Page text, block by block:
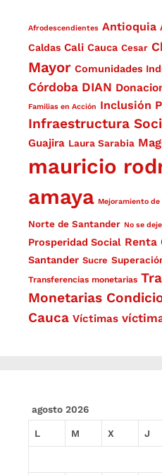
Afrodescendientes Antioquia
Caldas Cali Cauca Cesar
Mayor Comunidades
Córdoba DIAN
Familias en Acción Inclusión
Infraestructura
Guajira Laura Sarabia
mauricio
amaya Mejoramiento de
Norte de Santander No se
Prosperidad Social Renta
Santander Sucre
Transferencias monetarias
Monetarias
Cauca Víctimas
agosto 2026
L M X J